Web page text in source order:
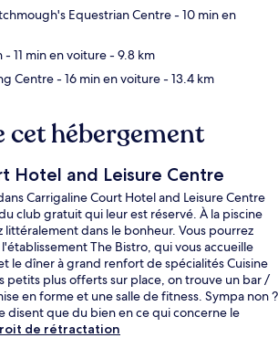
Equestrian Centre- 10 min en
- 11 min en voiture- 9.8 km
Centre- 16 min en voiture- 13.4 km
cet hébergement
Hotel and Leisure Centre
Carrigaline Court Hotel and Leisure Centre
club gratuit qui leur est réservé. À la piscine
littéralement dans le bonheur. Vous pourrez
l'établissement The Bistro, qui vous accueille
le dîner à grand renfort de spécialités Cuisine
petits plus offerts sur place, on trouve un bar /
en forme et une salle de fitness. Sympa non ?
disent que du bien en ce qui concerne le
de rétractation